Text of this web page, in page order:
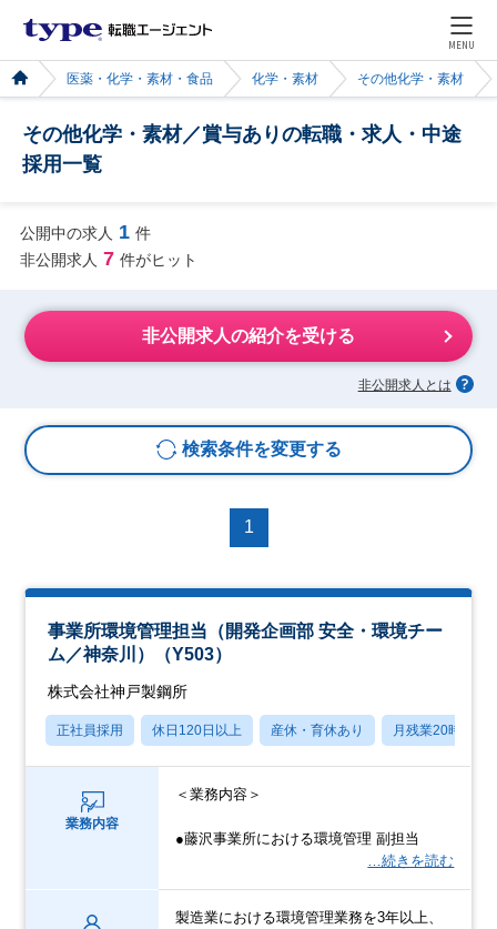
MENU
医薬・化学・素材・食品 化学・素材 その他化学・素材
その他化学・素材／賞与ありの転職・求人・中途
採用一覧
公開中の求人 1 件
非公開求人 7 件がヒット
非公開求人の紹介を受ける
非公開求人とは
検索条件を変更する
1
事業所環境管理担当（開発企画部 安全・環境チー
ム／神奈川）（Y503）
株式会社神戸製鋼所
正社員採用 休日120日以上 産休・育休あり 月残業20時間以
業務内容
＜業務内容＞
●藤沢事業所における環境管理 副担当
…続きを読む
製造業における環境管理業務を3年以上、